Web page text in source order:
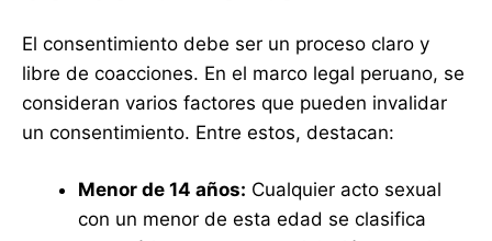
El consentimiento debe ser un proceso claro y
libre de coacciones. En el marco legal peruano, se
consideran varios factores que pueden invalidar
un consentimiento. Entre estos, destacan:
Menor de 14 años: Cualquier acto sexual
con un menor de esta edad se clasifica